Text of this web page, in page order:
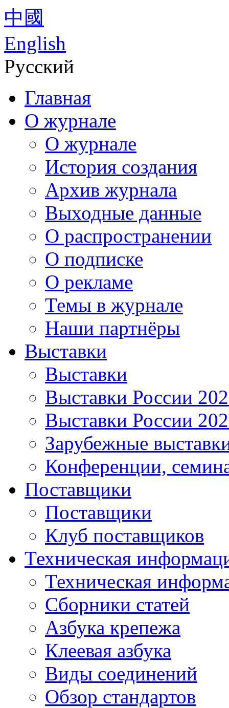
中國
English
Русский
Главная
О журнале
О журнале
История создания
Архив журнала
Выходные данные
О распространении
О подписке
О рекламе
Темы в журнале
Наши партнёры
Выставки
Выставки
Выставки России
Выставки России
Зарубежные
Конференции,
Поставщики
Поставщики
Клуб поставщиков
Техническая
Техническая
Сборники статей
Азбука крепежа
Клеевая азбука
Виды соединений
Обзор стандартов